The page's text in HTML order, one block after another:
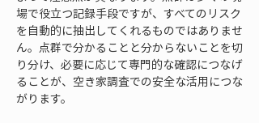
場で役立つ記録手段ですが、すべてのリスク
を自動的に抽出してくれるものではありませ
ん。点群で分かることと分からないことを切
り分け、必要に応じて専門的な確認につなげ
ることが、空き家調査での安全な活用につな
がります。